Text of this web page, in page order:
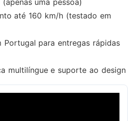
uma pessoa)
até 160 km/h (testado em
Portugal para entregas rápidas
multilíngue e suporte ao design